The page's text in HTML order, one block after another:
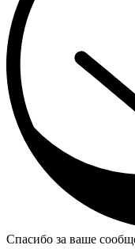
Спасибо за ваше